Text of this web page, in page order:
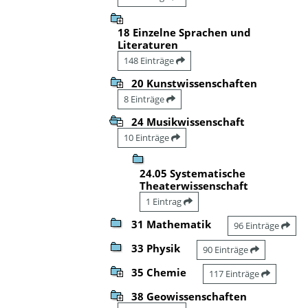
18 Einzelne Sprachen und
Literaturen
148 Einträge
20 Kunstwissenschaften
8 Einträge
24 Musikwissenschaft
10 Einträge
24.05 Systematische
Theaterwissenschaft
1 Eintrag
31 Mathematik 96 Einträge
33 Physik 90 Einträge
35 Chemie 117 Einträge
38 Geowissenschaften